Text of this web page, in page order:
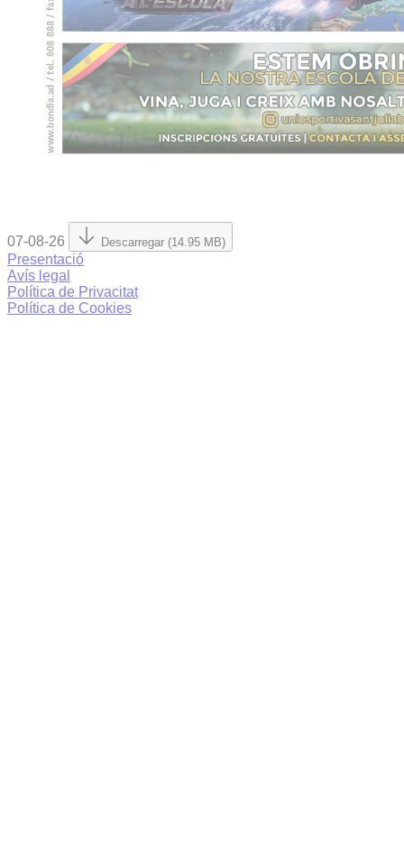
07-08-26 Descarregar (14.95 MB)
Presentació
Avís legal
Política de Privacitat
Política de Cookies